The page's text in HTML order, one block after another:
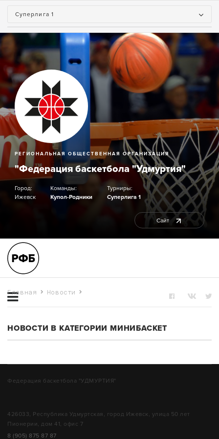
Суперлига 1
РЕГИОНАЛЬНАЯ ОБЩЕСТВЕННАЯ ОРГАНИЗАЦИЯ
"Федерация баскетбола "Удмуртия"
Город:
Ижевск
Команды:
Купол-Родники
Турниры:
Суперлига 1
Сайт
Главная Новости
НОВОСТИ В КАТЕГОРИИ МИНИБАСКЕТ
Федерация баскетбола "УДМУРТИЯ"
426033, Республика Удмуртская, город Ижевск, улица 50 лет
Пионерии, дом 41, офис 7
8 (905) 875 87 87